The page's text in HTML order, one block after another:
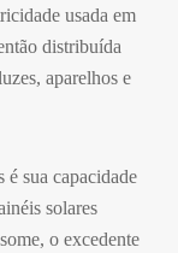
usada em
distribuída
aparelhos e
é sua capacidade
solares
o excedente